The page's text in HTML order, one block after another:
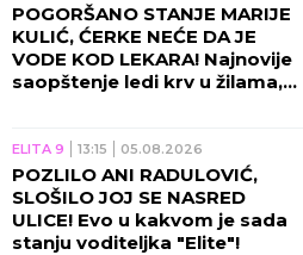
POGORŠANO STANJE MARIJE
KULIĆ, ĆERKE NEĆE DA JE
VODE KOD LEKARA! Najnovije
saopštenje ledi krv u žilama,
ELITA 9 13:15 05.08.2026
POZLILO ANI RADULOVIĆ,
SLOŠILO JOJ SE NASRED
ULICE! Evo u kakvom je sada
stanju voditeljka "Elite"!